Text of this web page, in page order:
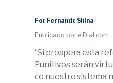
Por Fernando Shina
Publicado por elDial.com
“Si prospera esta
Punitivos serán
de nuestro sistema